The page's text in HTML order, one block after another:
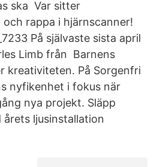
ska Var sitter
rappa i hjärnscanner!
På självaste sista april
Limb från Barnens
kreativiteten. På Sorgenfri
nyfikenhet i fokus när
nya projekt. Släpp
ljusinstallation